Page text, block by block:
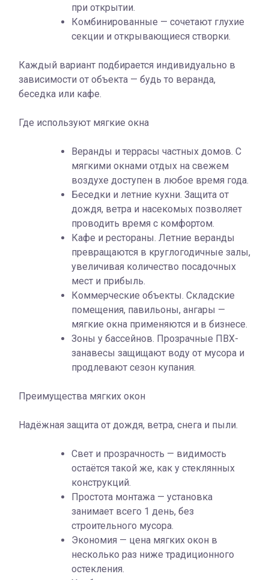
при открытии.
Комбинированные — сочетают глухие
секции и открывающиеся створки.
Каждый вариант подбирается индивидуально в
зависимости от объекта — будь то веранда,
беседка или кафе.
Где используют мягкие окна
Веранды и террасы частных домов. С
мягкими окнами отдых на свежем
воздухе доступен в любое время года.
Беседки и летние кухни. Защита от
дождя, ветра и насекомых позволяет
проводить время с комфортом.
Кафе и рестораны. Летние веранды
превращаются в круглогодичные залы,
увеличивая количество посадочных
мест и прибыль.
Коммерческие объекты. Складские
помещения, павильоны, ангары —
мягкие окна применяются и в бизнесе.
Зоны у бассейнов. Прозрачные ПВХ-
занавесы защищают воду от мусора и
продлевают сезон купания.
Преимущества мягких окон
Надёжная защита от дождя, ветра, снега и пыли.
Свет и прозрачность — видимость
остаётся такой же, как у стеклянных
конструкций.
Простота монтажа — установка
занимает всего 1 день, без
строительного мусора.
Экономия — цена мягких окон в
несколько раз ниже традиционного
остекления.